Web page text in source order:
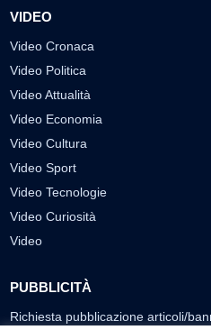
VIDEO
Video Cronaca
Video Politica
Video Attualità
Video Economia
Video Cultura
Video Sport
Video Tecnologie
Video Curiosità
Video
PUBBLICITÀ
Richiesta pubblicazione articoli/